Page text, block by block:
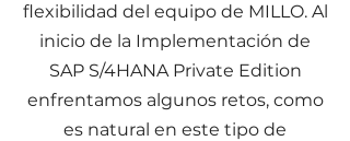
flexibilidad del equipo de MILLO. Al
inicio de la Implementación de
SAP S/4HANA Private Edition
enfrentamos algunos retos, como
es natural en este tipo de